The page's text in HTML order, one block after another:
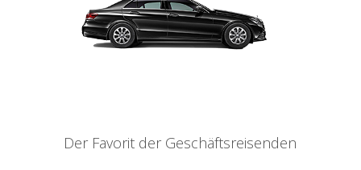
Der Favorit der Geschäftsreisenden